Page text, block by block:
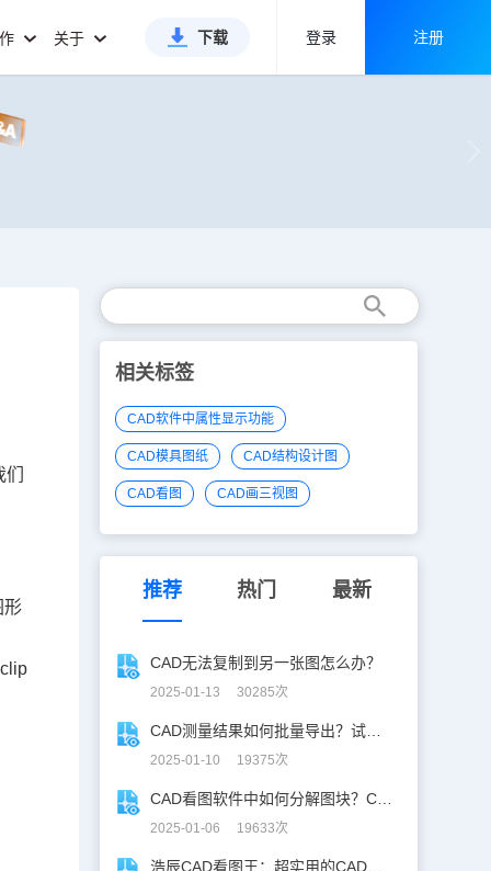
关于 下载 登录 注册
形
相关标签
CAD软件中属性显示功能
CAD模具图纸 CAD结构设计图
CAD看图 CAD画三视图
推荐 热门 最新
CAD无法复制到另一张图怎么办？
2025-01-13 30285次
2025-01-10 19375次
2025-01-06 19633次